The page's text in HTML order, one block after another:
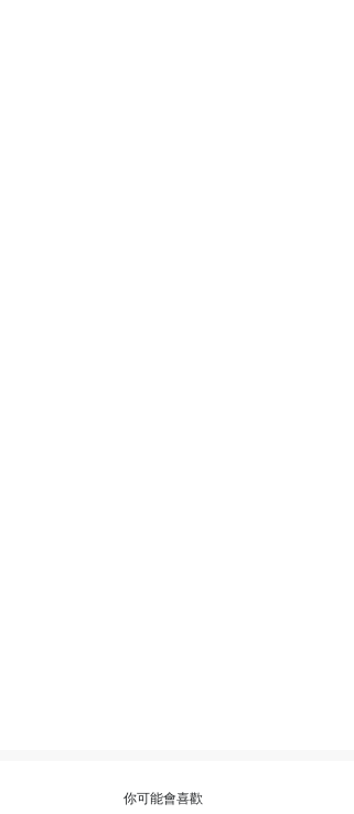
你可能會喜歡